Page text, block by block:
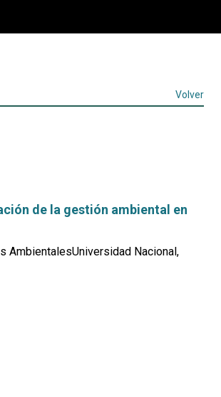
Volver
de la gestión ambiental en
AmbientalesUniversidad Nacional,